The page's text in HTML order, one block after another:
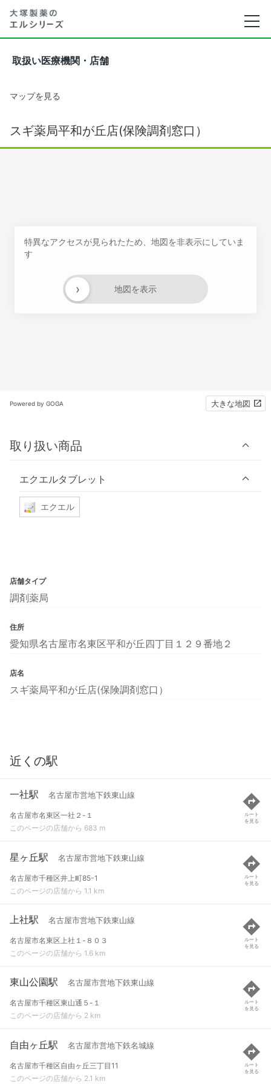
取扱い医療機関・店舗
マップを見る
スギ薬局平和が丘店(保険調剤窓口）
特異なアクセスが見られたため、地図を非表示にしていま
す
地図を表示
›
Powered by GOGA 大きな地図
取り扱い商品
エクエルタブレット
エクエル
店舗タイプ
調剤薬局
住所
愛知県名古屋市名東区平和が丘四丁目１２９番地２
店名
スギ薬局平和が丘店(保険調剤窓口）
近くの駅
一社駅 名古屋市営地下鉄東山線
名古屋市名東区一社２-１
このページの店舗から 683 m
ルート
を見る
星ヶ丘駅 名古屋市営地下鉄東山線
名古屋市千種区井上町85-1
このページの店舗から 1.1 km
ルート
を見る
上社駅 名古屋市営地下鉄東山線
名古屋市名東区上社１-８０３
このページの店舗から 1.6 km
ルート
を見る
東山公園駅 名古屋市営地下鉄東山線
名古屋市千種区東山通５-１
このページの店舗から 2 km
ルート
を見る
自由ヶ丘駅 名古屋市営地下鉄名城線
名古屋市千種区自由ヶ丘三丁目11
このページの店舗から 2.1 km
ルート
を見る